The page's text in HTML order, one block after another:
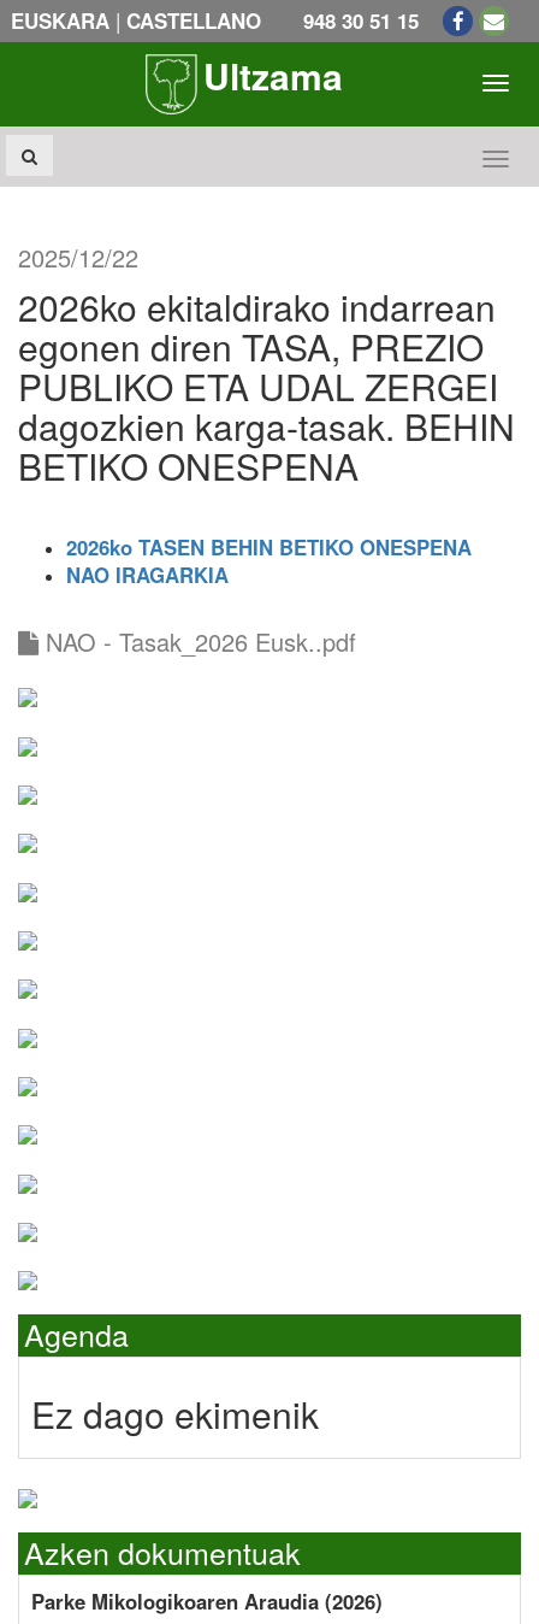
EUSKARA | CASTELLANO 948 30 51 15
Ultzama
2025/12/22
2026ko ekitaldirako indarrean
egonen diren TASA, PREZIO
PUBLIKO ETA UDAL ZERGEI
dagozkien karga-tasak. BEHIN
BETIKO ONESPENA
2026ko TASEN BEHIN BETIKO ONESPENA
NAO IRAGARKIA
NAO - Tasak_2026 Eusk..pdf
Agenda
Ez dago ekimenik
Azken dokumentuak
Parke Mikologikoaren Araudia (2026)